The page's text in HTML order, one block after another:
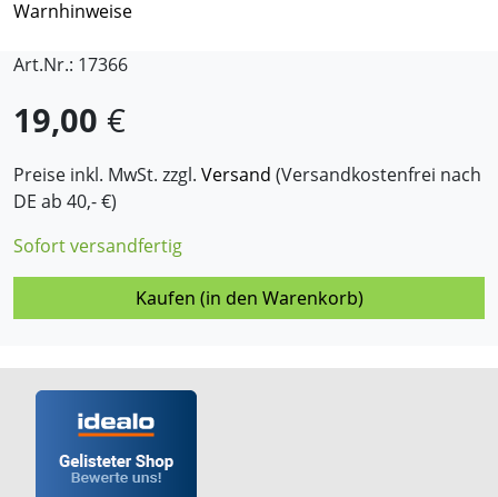
Warnhinweise
Art.Nr.: 17366
19,00 €
Preise inkl. MwSt. zzgl. Versand (Versandkostenfrei nach
DE ab 40,- €)
Sofort versandfertig
Kaufen (in den Warenkorb)